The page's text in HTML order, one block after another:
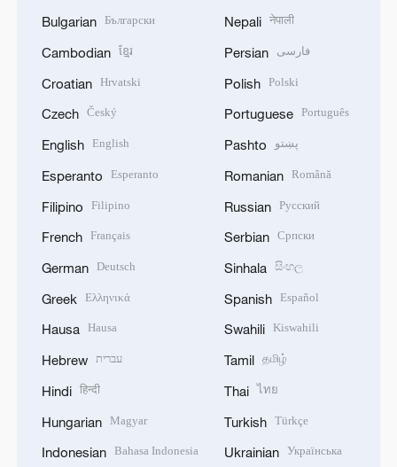
Bulgarian Български
Cambodian ខ្មែរ
Croatian Hrvatski
Czech Český
English English
Esperanto Esperanto
Filipino Filipino
French Français
German Deutsch
Greek Ελληνικά
Hausa Hausa
Hebrew עברית
Hindi हिन्दी
Hungarian Magyar
Indonesian Bahasa Indonesia
Nepali नेपाली
Persian فارسی
Polish Polski
Portuguese Português
Pashto پښتو
Romanian Română
Russian Русский
Serbian Српски
Sinhala සිංහල
Spanish Español
Swahili Kiswahili
Tamil தமிழ்
Thai ไทย
Turkish Türkçe
Ukrainian Українська